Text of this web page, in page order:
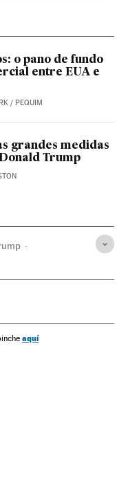
o pano de fundo
entre EUA e
/ PEQUIM
grandes medidas
Trump
aquí